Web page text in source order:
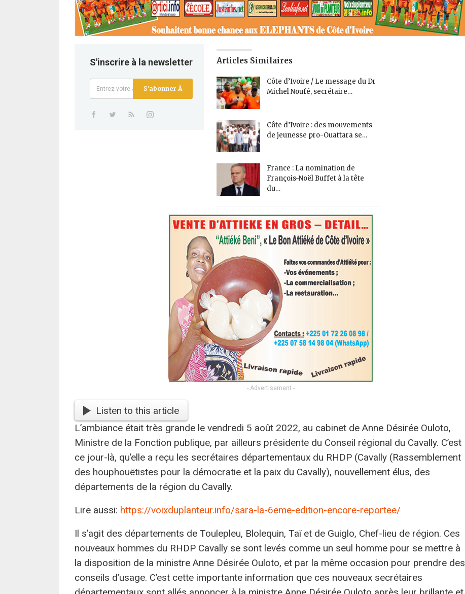
S'inscrire à la newsletter
S'abonner À
Articles Similaires
Côte d’Ivoire / Le message du Dr
Michel Noufé, secrétaire…
Côte d’Ivoire : des mouvements
de jeunesse pro-Ouattara se…
France : La nomination de
François-Noël Buffet à la tête
du…
- Advertisement -
Listen to this article
L’ambiance était très grande le vendredi 5 août 2022, au cabinet de Anne Désirée Ouloto,
Ministre de la Fonction publique, par ailleurs présidente du Conseil régional du Cavally. C’est
ce jour-là, qu’elle a reçu les secrétaires départementaux du RHDP (Cavally (Rassemblement
des houphouëtistes pour la démocratie et la paix du Cavally), nouvellement élus, des
départements de la région du Cavally.
Lire aussi: https://voixduplanteur.info/sara-la-6eme-edition-encore-reportee/
Il s’agit des départements de Toulepleu, Blolequin, Taï et de Guiglo, Chef-lieu de région. Ces
nouveaux hommes du RHDP Cavally se sont levés comme un seul homme pour se mettre à
la disposition de la ministre Anne Désirée Ouloto, et par la même occasion pour prendre des
conseils d’usage. C’est cette importante information que ces nouveaux secrétaires